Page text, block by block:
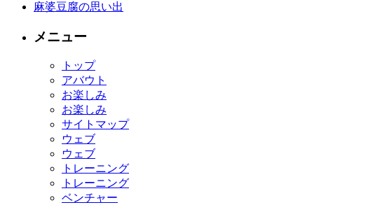
麻婆豆腐の思い出
メニュー
トップ
アバウト
お楽しみ
お楽しみ
サイトマップ
ウェブ
ウェブ
トレーニング
トレーニング
ベンチャー